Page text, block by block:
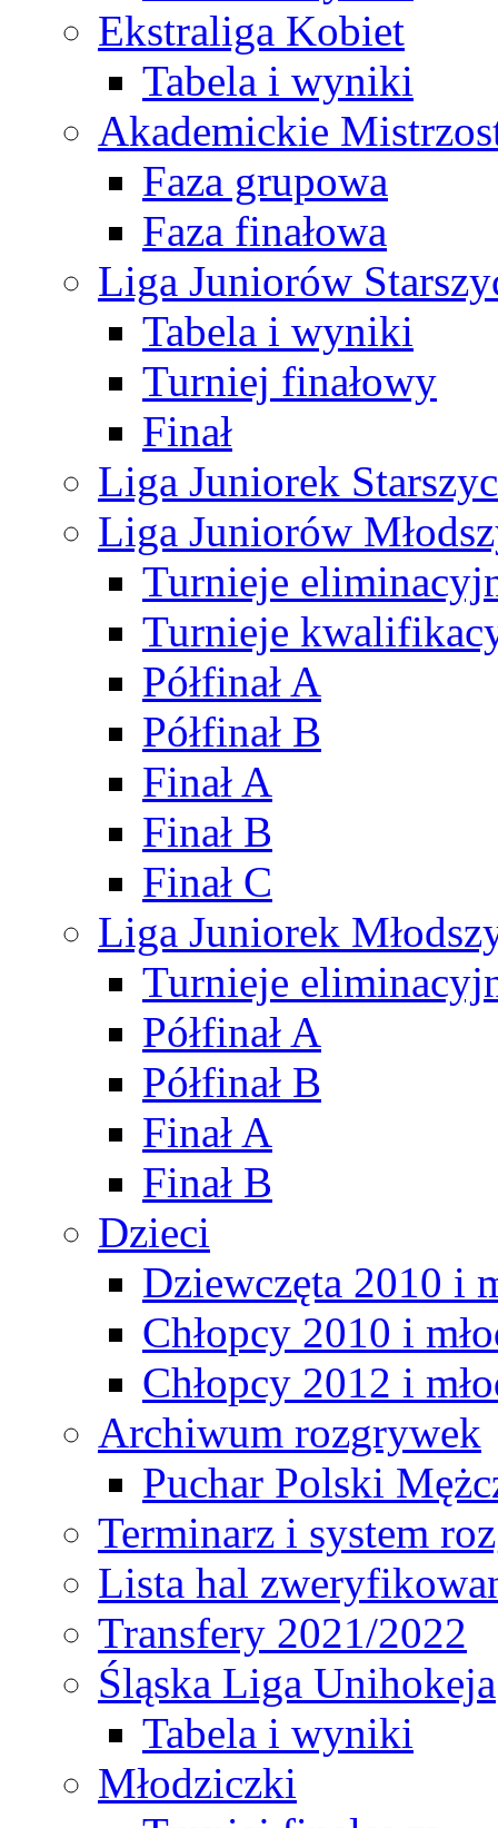
Ekstraliga Kobiet
Tabela i wyniki
Akademickie
Faza grupowa
Faza finałowa
Liga Juniorów
Tabela i wyniki
Turniej finałowy
Finał
Liga Juniorek
Liga Juniorów
Turnieje
Turnieje
Półfinał A
Półfinał B
Finał A
Finał B
Finał C
Liga Juniorek
Turnieje
Półfinał A
Półfinał B
Finał A
Finał B
Dzieci
Dziewczęta 2010 i
Chłopcy 2010 i
Chłopcy 2012 i
Archiwum rozgrywek
Puchar Polski
Terminarz i system
Lista hal
Transfery 2021/2022
Śląska Liga Unihokeja
Tabela i wyniki
Młodziczki